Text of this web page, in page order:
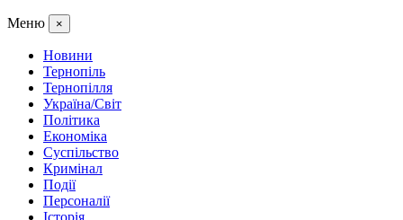
Меню ×
Новини
Тернопіль
Тернопілля
Україна/Світ
Політика
Економіка
Суспільство
Кримінал
Події
Персоналії
Історія